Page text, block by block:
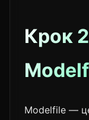
Крок
Modelfile —